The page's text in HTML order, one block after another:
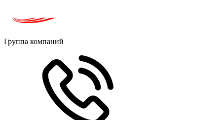
Группа компаний